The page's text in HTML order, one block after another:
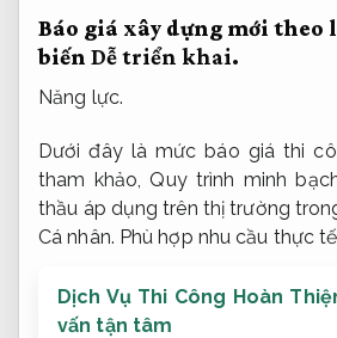
Báo giá xây dựng mới
biến Dễ triển khai.
Năng lực.
Dưới đây là mức báo giá thi
tham khảo, Quy trình minh
thầu áp dụng trên thị trường
Cá nhân. Phù hợp nhu cầu thực
Dịch Vụ Thi Công Hoàn
vấn tận tâm